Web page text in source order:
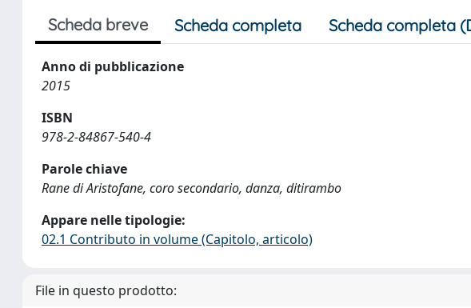
Scheda breve Scheda completa Scheda completa
Anno di pubblicazione
2015
ISBN
978-2-84867-540-4
Parole chiave
Rane di Aristofane, coro secondario, danza, ditirambo
Appare nelle tipologie:
02.1 Contributo in volume (Capitolo, articolo)
File in questo prodotto: